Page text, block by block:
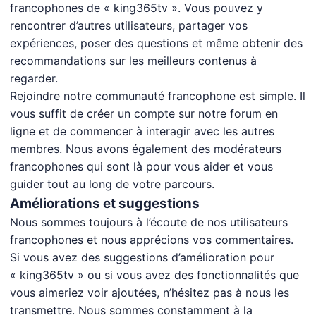
francophones de « king365tv ». Vous pouvez y
rencontrer d’autres utilisateurs, partager vos
expériences, poser des questions et même obtenir des
recommandations sur les meilleurs contenus à
regarder.
Rejoindre notre communauté francophone est simple. Il
vous suffit de créer un compte sur notre forum en
ligne et de commencer à interagir avec les autres
membres. Nous avons également des modérateurs
francophones qui sont là pour vous aider et vous
guider tout au long de votre parcours.
Améliorations et suggestions
Nous sommes toujours à l’écoute de nos utilisateurs
francophones et nous apprécions vos commentaires.
Si vous avez des suggestions d’amélioration pour
« king365tv » ou si vous avez des fonctionnalités que
vous aimeriez voir ajoutées, n’hésitez pas à nous les
transmettre. Nous sommes constamment à la